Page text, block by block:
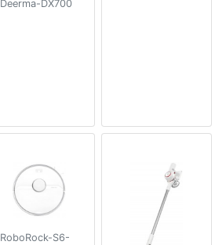
Deerma-DX700
RoboRock-S6-